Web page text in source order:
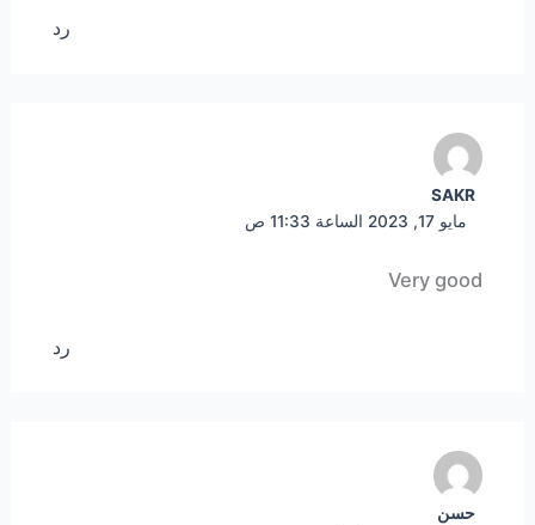
رد
SAKR
مايو 17, 2023 الساعة 11:33 ص
Very good
رد
حسن